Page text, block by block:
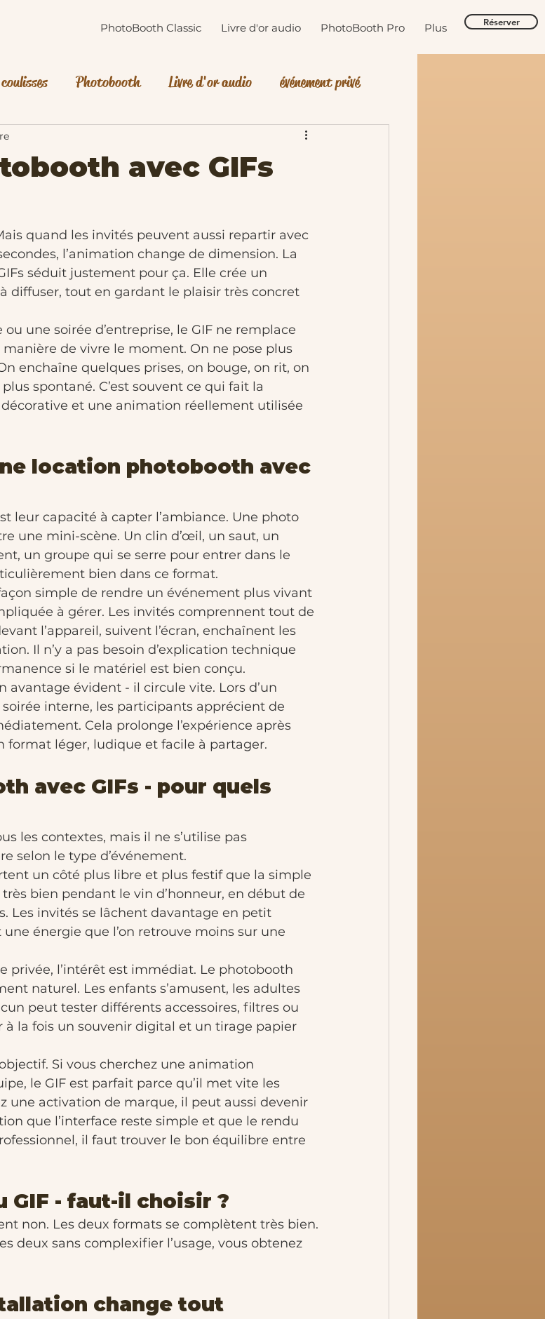
PhotoBooth Classic Livre d'or audio PhotoBooth Pro Plus Réserver
Photobooth Livre d'or audio événement privé
avec GIFs
quand les invités peuvent aussi repartir avec
l’animation change de dimension. La
séduit justement pour ça. Elle crée un
diffuser, tout en gardant le plaisir très concret
une soirée d’entreprise, le GIF ne remplace
de vivre le moment. On ne pose plus
enchaîne quelques prises, on bouge, on rit, on
spontané. C’est souvent ce qui fait la
et une animation réellement utilisée
location photobooth avec
leur capacité à capter l’ambiance. Une photo
une mini-scène. Un clin d’œil, un saut, un
un groupe qui se serre pour entrer dans le
bien dans ce format.
simple de rendre un événement plus vivant
à gérer. Les invités comprennent tout de
l’appareil, suivent l’écran, enchaînent les
Il n’y a pas besoin d’explication technique
si le matériel est bien conçu.
avantage évident - il circule vite. Lors d’un
soirée interne, les participants apprécient de
Cela prolonge l’expérience après
format léger, ludique et facile à partager.
avec GIFs - pour quels
les contextes, mais il ne s’utilise pas
selon le type d’événement.
un côté plus libre et plus festif que la simple
bien pendant le vin d’honneur, en début de
Les invités se lâchent davantage en petit
énergie que l’on retrouve moins sur une
privée, l’intérêt est immédiat. Le photobooth
naturel. Les enfants s’amusent, les adultes
peut tester différents accessoires, filtres ou
à la fois un souvenir digital et un tirage papier
Si vous cherchez une animation
le GIF est parfait parce qu’il met vite les
une activation de marque, il peut aussi devenir
que l’interface reste simple et que le rendu
il faut trouver le bon équilibre entre
GIF - faut-il choisir ?
non. Les deux formats se complètent très bien.
deux sans complexifier l’usage, vous obtenez
change tout